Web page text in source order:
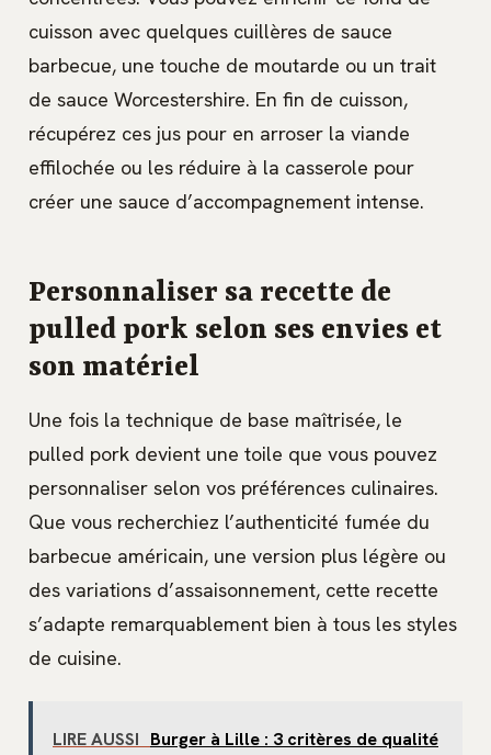
cuisson avec quelques cuillères de sauce
barbecue, une touche de moutarde ou un trait
de sauce Worcestershire. En fin de cuisson,
récupérez ces jus pour en arroser la viande
effilochée ou les réduire à la casserole pour
créer une sauce d’accompagnement intense.
Personnaliser sa recette de
pulled pork selon ses envies et
son matériel
Une fois la technique de base maîtrisée, le
pulled pork devient une toile que vous pouvez
personnaliser selon vos préférences culinaires.
Que vous recherchiez l’authenticité fumée du
barbecue américain, une version plus légère ou
des variations d’assaisonnement, cette recette
s’adapte remarquablement bien à tous les styles
de cuisine.
LIRE AUSSI Burger à Lille : 3 critères de qualité